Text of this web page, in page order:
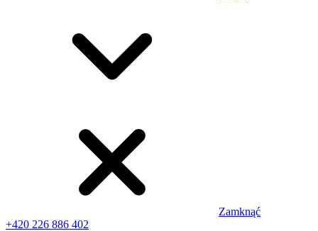
Zamknąć
+420 226 886 402